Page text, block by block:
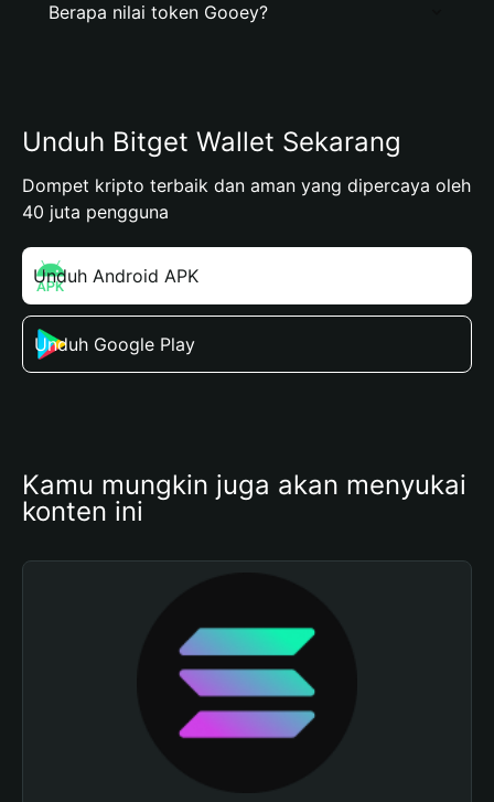
Berapa nilai token Gooey?
Unduh Bitget Wallet Sekarang
Dompet kripto terbaik dan aman yang dipercaya oleh
40 juta pengguna
Unduh Android APK
Unduh Google Play
Kamu mungkin juga akan menyukai
konten ini